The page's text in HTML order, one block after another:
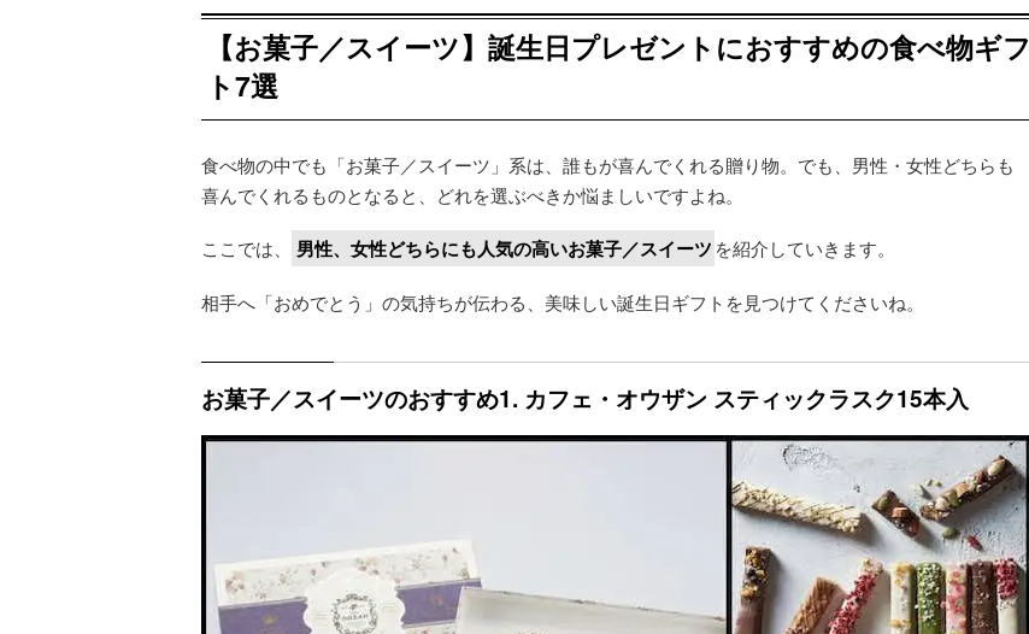
【お菓子／スイーツ】誕生日プレゼントにおすすめの食べ物ギフ
ト7選
食べ物の中でも「お菓子／スイーツ」系は、誰もが喜んでくれる贈り物。でも、男性・女性どちらも
喜んでくれるものとなると、どれを選ぶべきか悩ましいですよね。
ここでは、 男性、女性どちらにも人気の高いお菓子／スイーツ を紹介していきます。
相手へ「おめでとう」の気持ちが伝わる、美味しい誕生日ギフトを見つけてくださいね。
お菓子／スイーツのおすすめ1. カフェ・オウザン スティックラスク15本入